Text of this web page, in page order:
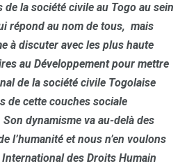
la société civile au Togo au sein
répond au nom de tous, mais
à discuter avec les plus haute
au Développement pour mettre
de la société civile Togolaise
de cette couches sociale
dynamisme va au-delà des
l’humanité et nous n’en voulons
des Droits Humain